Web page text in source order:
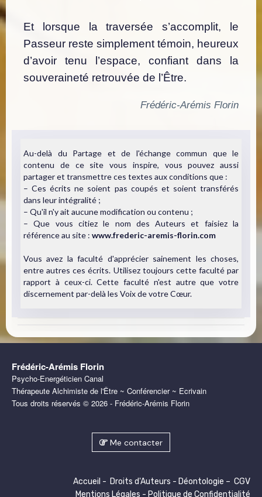
Et lorsque la traversée s’accomplit, le
Passeur reste simplement témoin, heureux
d’avoir tenu l’espace, confiant dans la
souveraineté retrouvée de l’Être.
Frédéric-Arémis Florin
Au-delà du Partage et de l'échange commun que le
contenu de ce site vous inspire, vous pouvez aussi
partager et transmettre ces textes aux conditions que :
– Ces écrits ne soient pas coupés et soient transférés
dans leur intégralité ;
– Qu'il n'y ait aucune modification ou contenu ;
– Que vous citiez le nom des Auteurs et faisiez la
référence au site : www.frederic-aremis-florin.com
Vous avez la faculté d'apprécier sainement les choses,
entre autres ces écrits. Utilisez toujours cette faculté par
rapport à ceux-ci. Cette faculté n'est autre que votre
discernement par-delà les Voix de votre Cœur.
Frédéric-Arémis Florin
Psycho-Energéticien Canal
Thérapeute Alchimiste de l'Être ~ Conférencier ~ Ecrivain
Tous droits réservés © 2026 - Frédéric-Arémis Florin
Me contacter
Accueil - Droits d'Auteurs - Déontologie – CGV
Mentions Légales - Politique de Confidentialité